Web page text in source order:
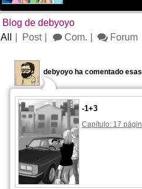
Blog de debyoyo
All
Post Com. Forum
debyoyo ha comentado
-1+3
Capítulo: 17